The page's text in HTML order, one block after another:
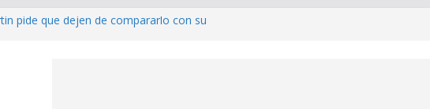
pide que dejen de compararlo con su
de la NBA
nuevo sencillo “MI BB” junto a Omar